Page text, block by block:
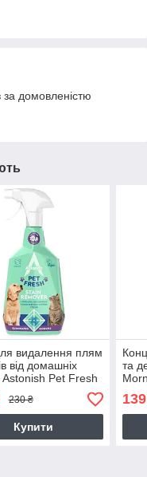
домовленістю
видалення плям
від домашніх
Astonish Pet Fresh
230 ₴
Купити
та
139